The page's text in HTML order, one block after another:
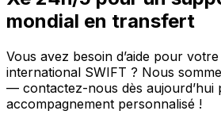
mondial en transfert
Vous avez besoin d’aide pour
international SWIFT ? Nous
— contactez-nous dès aujourd’hui
accompagnement personnalisé !